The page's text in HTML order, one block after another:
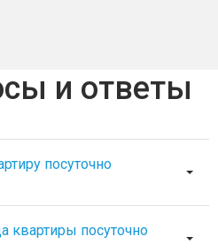
и ответы
посуточно
квартиры посуточно